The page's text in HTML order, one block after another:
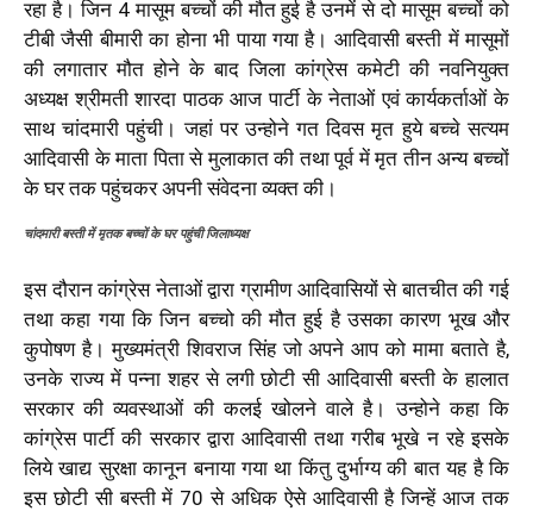
रहा है। जिन 4 मासूम बच्चों की मौत हुई है उनमें से दो मासूम बच्चों को
टीबी जैसी बीमारी का होना भी पाया गया है। आदिवासी बस्ती में मासूमों
की लगातार मौत होने के बाद जिला कांग्रेस कमेटी की नवनियुक्त
अध्यक्ष श्रीमती शारदा पाठक आज पार्टी के नेताओं एवं कार्यकर्ताओं के
साथ चांदमारी पहुंची। जहां पर उन्होने गत दिवस मृत हुये बच्चे सत्यम
आदिवासी के माता पिता से मुलाकात की तथा पूर्व में मृत तीन अन्य बच्चों
के घर तक पहुंचकर अपनी संवेदना व्यक्त की।
चांदमारी बस्ती में मृतक बच्चों के घर पहुंची जिलाध्यक्ष
इस दौरान कांग्रेस नेताओं द्वारा ग्रामीण आदिवासियों से बातचीत की गई
तथा कहा गया कि जिन बच्चो की मौत हुई है उसका कारण भूख और
कुपोषण है। मुख्यमंत्री शिवराज सिंह जो अपने आप को मामा बताते है,
उनके राज्य में पन्ना शहर से लगी छोटी सी आदिवासी बस्ती के हालात
सरकार की व्यवस्थाओं की कलई खोलने वाले है। उन्होने कहा कि
कांग्रेस पार्टी की सरकार द्वारा आदिवासी तथा गरीब भूखे न रहे इसके
लिये खाद्य सुरक्षा कानून बनाया गया था किंतु दुर्भाग्य की बात यह है कि
इस छोटी सी बस्ती में 70 से अधिक ऐसे आदिवासी है जिन्हें आज तक